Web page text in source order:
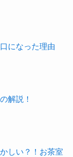
になった理由
解説！
しい？！お茶室